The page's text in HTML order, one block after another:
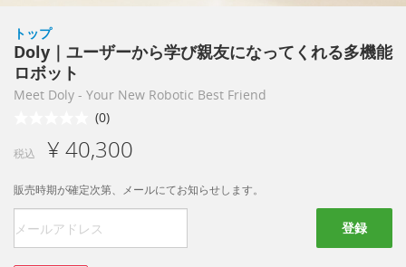
トップ
Doly｜ユーザーから学び親友になってくれる多機能
ロボット
Meet Doly - Your New Robotic Best Friend
(0)
税込 ¥ 40,300
販売時期が確定次第、メールにてお知らせします。
登録